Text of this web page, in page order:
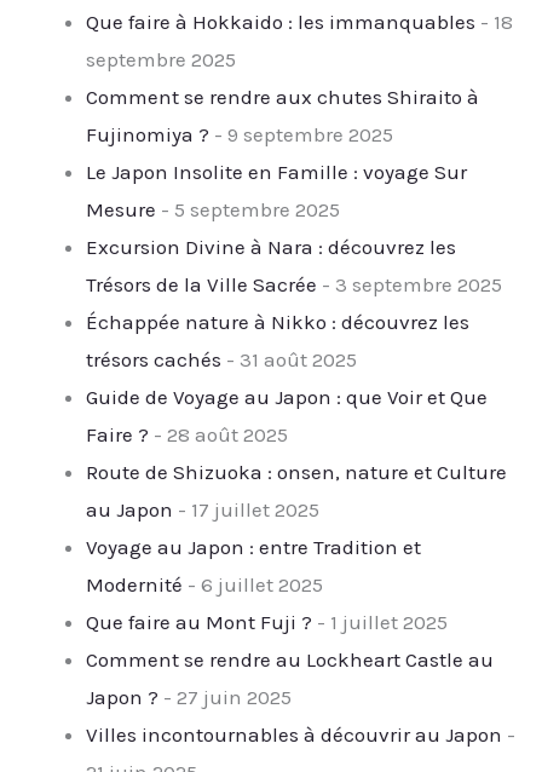
Que faire à Hokkaido : les immanquables - 18
septembre 2025
Comment se rendre aux chutes Shiraito à
Fujinomiya ? - 9 septembre 2025
Le Japon Insolite en Famille : voyage Sur
Mesure - 5 septembre 2025
Excursion Divine à Nara : découvrez les
Trésors de la Ville Sacrée - 3 septembre 2025
Échappée nature à Nikko : découvrez les
trésors cachés - 31 août 2025
Guide de Voyage au Japon : que Voir et Que
Faire ? - 28 août 2025
Route de Shizuoka : onsen, nature et Culture
au Japon - 17 juillet 2025
Voyage au Japon : entre Tradition et
Modernité - 6 juillet 2025
Que faire au Mont Fuji ? - 1 juillet 2025
Comment se rendre au Lockheart Castle au
Japon ? - 27 juin 2025
Villes incontournables à découvrir au Japon -